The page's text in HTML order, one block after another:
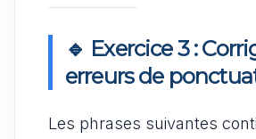
🔹 Exercice 3 :
erreurs de
Les phrases suivantes